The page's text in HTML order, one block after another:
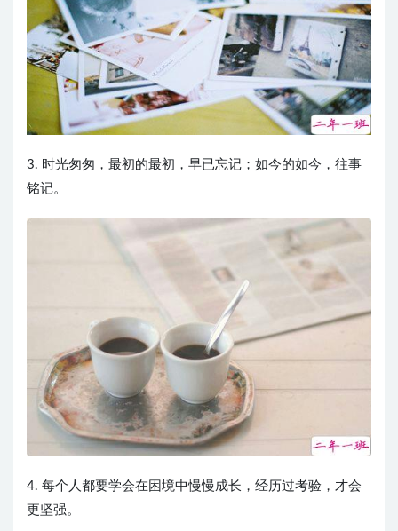
3. 时光匆匆，最初的最初，早已忘记；如今的如今，往事
铭记。
4. 每个人都要学会在困境中慢慢成长，经历过考验，才会
更坚强。